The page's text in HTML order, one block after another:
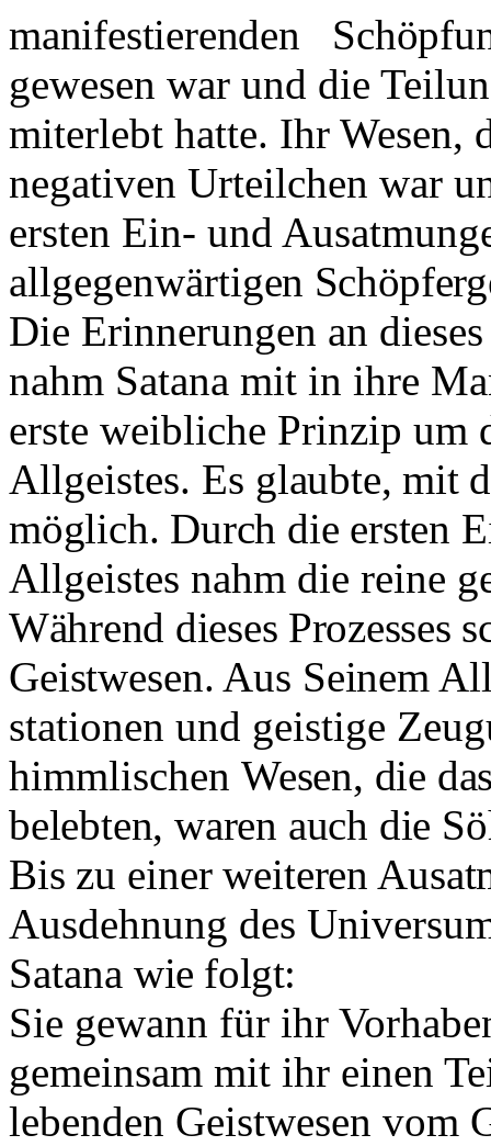
manifestierenden
gewesen war und die
miterlebt hatte. Ihr Wesen,
negativen Urteilchen war
ersten Ein- und
allgegenwärti­gen
Die Erinnerungen an
nahm Satana mit in ihre
erste weibliche Prinzip um
Allgeistes. Es glaubte, mit
möglich. Durch die ersten
Allgeistes nahm die reine
Während dieses Prozesses
Geistwesen. Aus Seinem
stationen und geistige
himmlischen Wesen, die
belebten, waren auch die
Bis zu einer weiteren
Ausdehnung des
Satana wie folgt:
Sie gewann für ihr
gemeinsam mit ihr einen
lebenden Geistwesen vom